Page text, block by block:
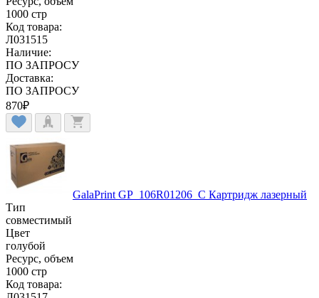
1000 стр
Код товара:
Л031515
Наличие:
ПО ЗАПРОСУ
Доставка:
ПО ЗАПРОСУ
870₽
GalaPrint GP_106R01206_C Картридж лазерный
Тип
совместимый
Цвет
голубой
Ресурс, объем
1000 стр
Код товара: